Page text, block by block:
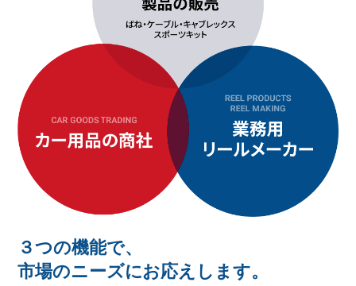
３つの機能で、
市場のニーズにお応えします。